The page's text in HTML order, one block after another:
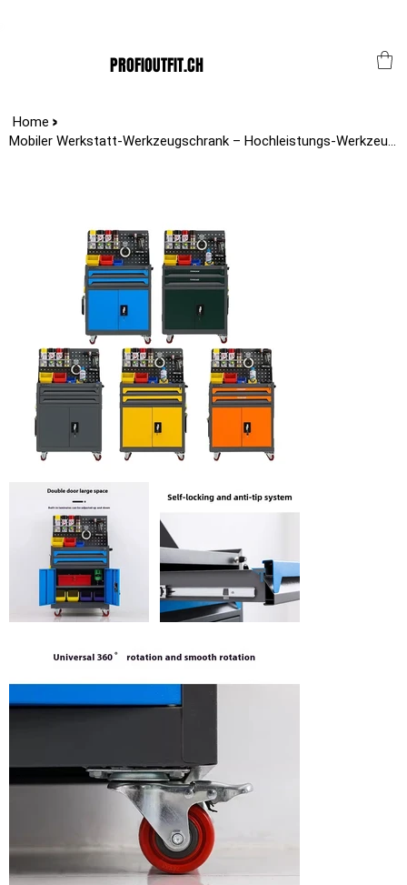
PROFIOUTFIT.CH
Home >
Mobiler Werkstatt-Werkzeugschrank – Hochleistungs-Werkzeugwagen mit 2 Schublade